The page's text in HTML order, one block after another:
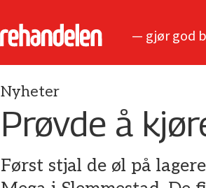
— gjør god
Nyheter
Prøvde å
Først stjal de øl på